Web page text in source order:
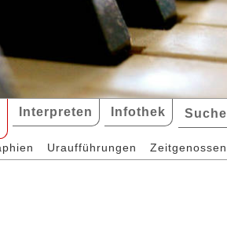
Interpreten Infothek Suche
Uraufführungen Zeitgenossen